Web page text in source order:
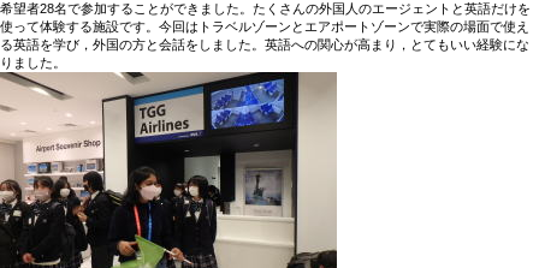
希望者28名で参加することができました。たくさんの外国人のエージェントと英語だけを
使って体験する施設です。今回はトラベルゾーンとエアポートゾーンで実際の場面で使え
る英語を学び，外国の方と会話をしました。英語への関心が高まり，とてもいい経験にな
りました。